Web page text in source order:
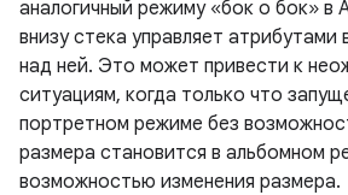
аналогичный режиму «бок о бок» в
внизу стека управляет атрибутами
над ней. Это может привести к
ситуациям, когда только что
портретном режиме без
размера становится в альбомном
возможностью изменения размера.